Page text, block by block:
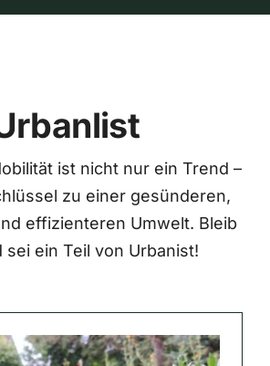
ist nicht nur ein Trend –
zu einer gesünderen,
effizienteren Umwelt. Bleib
sei ein Teil von Urbanist!